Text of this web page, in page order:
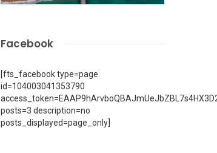
Facebook
[fts_facebook type=page
id=104003041353790
posts=3 description=no
posts_displayed=page_only]